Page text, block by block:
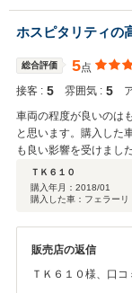
ゅんマッハ様が大
お力に成れましたら
致します。
ホスピタリティの
総合評価 5点
接客 : 5 雰囲気 : 5
車両の程度が良いのは
と思います。購入した
も良い影響を受けまし
る程です。また是非お
ＴＫ６１０
購入年月： 2018/01
購入した車：フェラー
販売店の返信
ＴＫ６１０様、口